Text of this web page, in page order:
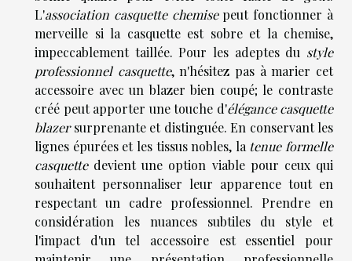
L'association casquette chemisepeut fonctionner à
merveille si la casquette est sobre et la chemise,
impeccablement taillée. Pour les adeptes du style
professionnel casquette, n'hésitez pas à marier cet
accessoire avec un blazer bien coupé; le contraste
créé peut apporter une touche d'élégance casquette
blazersurprenante et distinguée. En conservant les
lignes épurées et les tissus nobles, la tenue formelle
casquettedevient une option viable pour ceux qui
souhaitent personnaliser leur apparence tout en
respectant un cadre professionnel. Prendre en
considération les nuances subtiles du style et
l'impact d'un tel accessoire est essentiel pour